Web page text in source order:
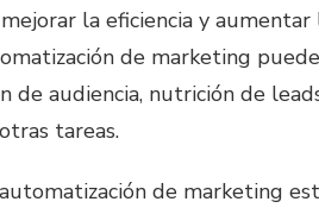
la eficiencia y
de marketing
de audiencia, nutrición de
tareas.
de marketing